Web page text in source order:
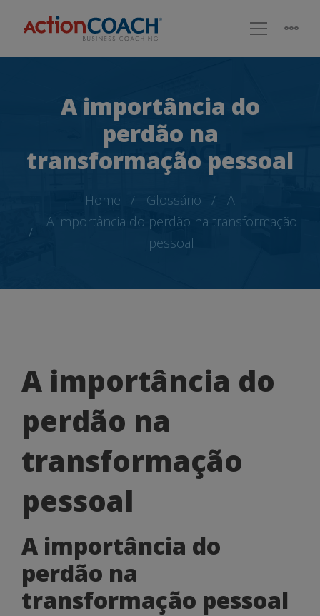
A importância do
perdão na
transformação pessoal
Home Glossário
A
A importância do perdão na transformação
pessoal
A
importância
do
perdão
na
transformação
pessoal
A importância do
perdão na
transformação
pessoal
A importância do
perdão na
transformação pessoal